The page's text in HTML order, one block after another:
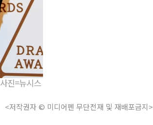
진=뉴시스
<저작권자 © 미디어펜 무단전재 및 재배포금지>